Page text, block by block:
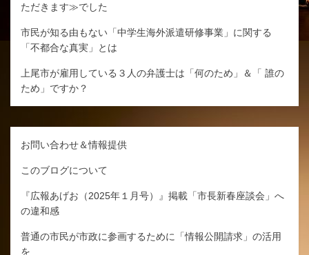
ただきます≫でした
市民が知る由もない「中学生海外派遣研修事業」に関する
「不都合な真実」とは
上尾市が雇用している３人の弁護士は「何のため」＆「 誰の
ため」ですか？
お問い合わせ＆情報提供
このブログについて
『広報あげお（2025年１月号）』掲載「市長新春座談会」へ
の違和感
普通の市民が市政に参画するために「情報公開請求」の活用
を